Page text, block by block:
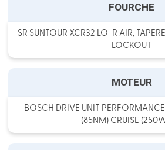
FOURCHE
SR SUNTOUR XCR32 LO-R AIR,
LOCKOUT
MOTEUR
BOSCH DRIVE UNIT
(85NM) CRUISE